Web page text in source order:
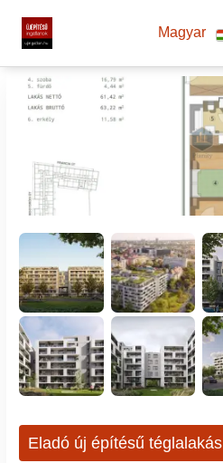
Magyar
Eladó új építésű téglalakás